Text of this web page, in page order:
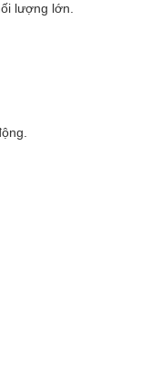
lượng lớn.